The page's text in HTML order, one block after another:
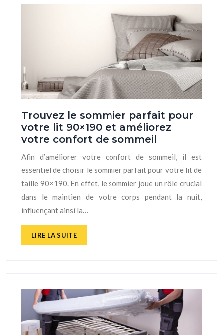
Trouvez le sommier parfait pour
votre lit 90×190 et améliorez
votre confort de sommeil
Afin d’améliorer votre confort de sommeil, il est
essentiel de choisir le sommier parfait pour votre lit de
taille 90×190. En effet, le sommier joue un rôle crucial
dans le maintien de votre corps pendant la nuit,
influençant ainsi la…
LIRE LA SUITE